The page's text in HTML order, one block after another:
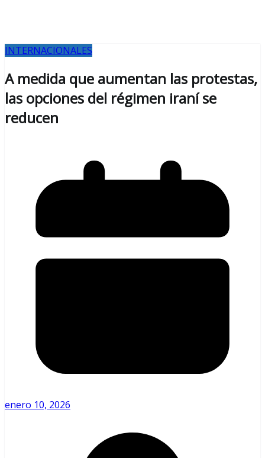
INTERNACIONALES
A medida que aumentan las protestas,
las opciones del régimen iraní se
reducen
enero 10, 2026